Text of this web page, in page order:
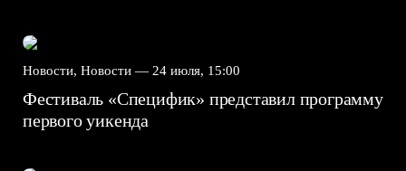
Новости, Новости — 24 июля, 15:00
Фестиваль «Специфик» представил программу
первого уикенда